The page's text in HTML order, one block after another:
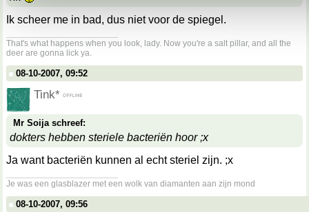
Ik scheer me in bad, dus niet voor de spiegel.
That's what happens when you look, lady. Now you're a salt pillar, and all the
deer are gonna lick ya.
08-10-2007, 09:52
Tink*
Mr Soija schreef:
dokters hebben steriele bacteriën hoor ;x
Ja want bacteriën kunnen al echt steriel zijn. ;x
Je was een glasblazer met een wolk van diamanten aan zijn mond
08-10-2007, 09:56